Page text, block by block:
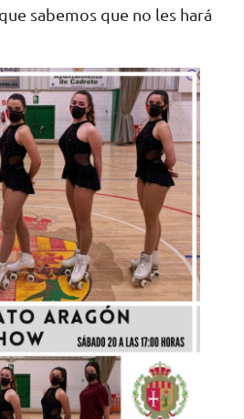
sabemos que no les hará